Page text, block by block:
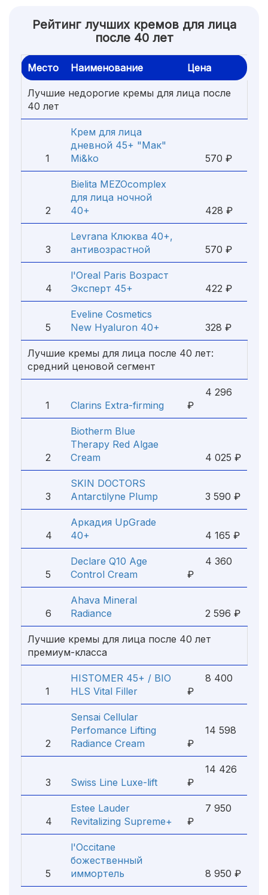
Рейтинг лучших кремов для лица
после 40 лет
Место Наименование Цена
Лучшие недорогие кремы для лица после
40 лет
1
Крем для лица
дневной 45+ "Мак"
Mi&ko
570 ₽
2
Bielita MEZOcomplex
для лица ночной
40+
428 ₽
3
Levrana Клюква 40+,
антивозрастной
570 ₽
4
l'Oreal Paris Возраст
Эксперт 45+
422 ₽
5
Eveline Cosmetics
New Hyaluron 40+
328 ₽
Лучшие кремы для лица после 40 лет:
средний ценовой сегмент
1 Clarins Extra-firming
4 296
₽
2
Biotherm Blue
Therapy Red Algae
Cream
4 025 ₽
3
SKIN DOCTORS
Antarctilyne Plump
3 590 ₽
4
Аркадия UpGrade
40+
4 165 ₽
5
Declare Q10 Age
Control Cream
4 360
₽
6
Ahava Mineral
Radiance
2 596 ₽
Лучшие кремы для лица после 40 лет
премиум-класса
1
HISTOMER 45+ / BIO
HLS Vital Filler
8 400
₽
2
Sensai Cellular
Perfomance Lifting
Radiance Cream
14 598
₽
3 Swiss Line Luxe-lift
14 426
₽
4
Estee Lauder
Revitalizing Supreme+
7 950
₽
5
l'Occitane
божественный
иммортель
8 950 ₽